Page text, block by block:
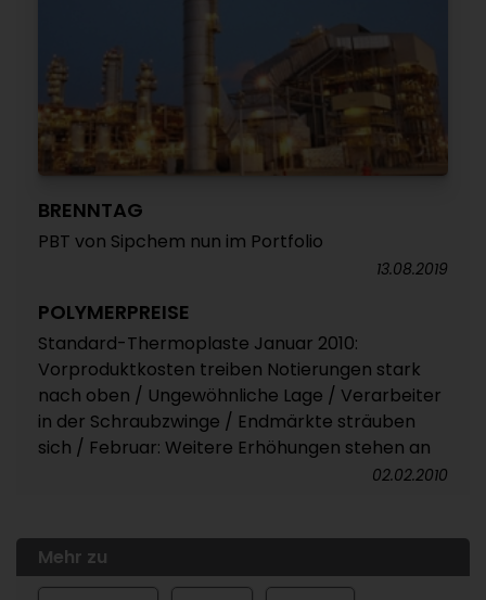
BRENNTAG
PBT von Sipchem nun im Portfolio
13.08.2019
POLYMERPREISE
Standard-Thermoplaste Januar 2010:
Vorproduktkosten treiben Notierungen stark
nach oben / Ungewöhnliche Lage / Verarbeiter
in der Schraubzwinge / Endmärkte sträuben
sich / Februar: Weitere Erhöhungen stehen an
02.02.2010
Mehr zu